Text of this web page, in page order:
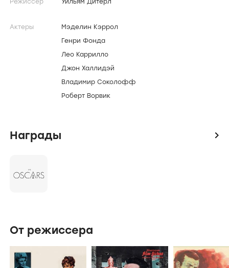
Режиссер Уильям Дитерл
Актеры
Мэделин Кэррол
Генри Фонда
Лео Каррилло
Джон Халлидэй
Владимир Соколофф
Роберт Ворвик
Награды icon
От режиссера